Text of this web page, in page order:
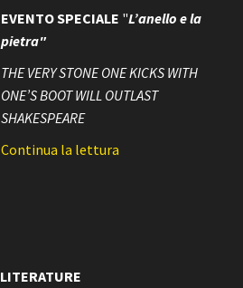
EVENTO SPECIALE "L’anello e la
pietra"
THE VERY STONE ONE KICKS WITH
ONE’S BOOT WILL OUTLAST
SHAKESPEARE
Continua la lettura
LITERATURE